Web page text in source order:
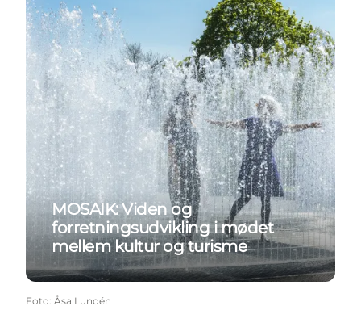
MOSAIK: Viden og
forretningsudvikling i mødet
mellem kultur og turisme
Foto: Åsa Lundén